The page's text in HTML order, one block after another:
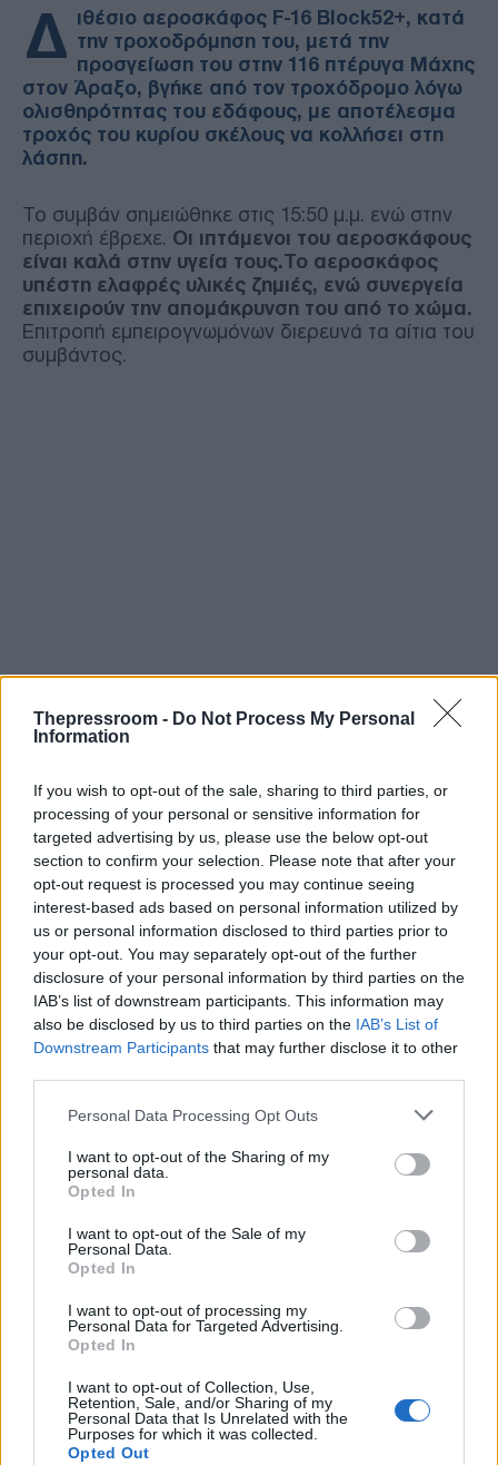
Thepressroom - Do Not Process My Personal
Information
If you wish to opt-out of the sale, sharing to third parties, or
processing of your personal or sensitive information for
targeted advertising by us, please use the below opt-out
section to confirm your selection. Please note that after your
opt-out request is processed you may continue seeing
interest-based ads based on personal information utilized by
us or personal information disclosed to third parties prior to
your opt-out. You may separately opt-out of the further
disclosure of your personal information by third parties on the
IAB’s list of downstream participants. This information may
also be disclosed by us to third parties on the IAB’s List of
Downstream Participants that may further disclose it to other
Please note that this website/app uses one or more Google
not limited to your visit or usage behaviour. You may click to
grant or deny consent to Google and its third-party tags to
use your data for below specified purposes in below Google
consent section.
Personal Data Processing Opt Outs
I want to opt-out of the Sharing of my
personal data.
Opted In
I want to opt-out of the Sale of my
Personal Data.
Opted In
I want to opt-out of processing my
Personal Data for Targeted Advertising.
Opted In
I want to opt-out of Collection, Use,
Retention, Sale, and/or Sharing of my
Personal Data that Is Unrelated with the
Purposes for which it was collected.
Opted Out
Δ ιθέσιο αεροσκάφος F-16 Block52+, κατά
την τροχοδρόμηση του, μετά την
προσγείωση του στην 116 πτέρυγα Μάχης
στον Άραξο, βγήκε από τον τροχόδρομο λόγω
ολισθηρότητας του εδάφους, με αποτέλεσμα
τροχός του κυρίου σκέλους να κολλήσει στη
λάσπη.
Το συμβάν σημειώθηκε στις 15:50 μ.μ. ενώ στην
περιοχή έβρεχε. Οι ιπτάμενοι του αεροσκάφους
είναι καλά στην υγεία τους.Το αεροσκάφος
υπέστη ελαφρές υλικές ζημιές, ενώ συνεργεία
επιχειρούν την απομάκρυνση του από το χώμα.
Επιτροπή εμπειρογνωμόνων διερευνά τα αίτια του
συμβάντος.
ΑΤΥΧΗΜΑ F-16 116 ΠΤΕΡΥΓΑ ΜΑΧΗΣ
ΑΡΑΞΟΣ
ΠΡΟΣΓΕΙΩΣΗ
Ροή Ειδήσεων
08/08/26 - 10:00
Ειδικό Χωροταξικό για τον Τουρισμό: Οι νέοι κανόνες για
επενδύσεις, νησιά και προορισμούς υπό πίεση